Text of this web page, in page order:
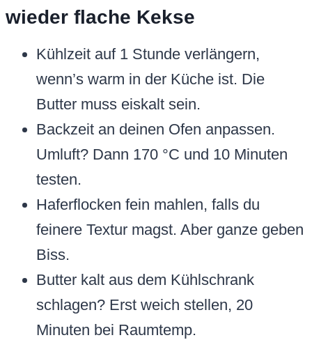
wieder flache Kekse
Kühlzeit auf 1 Stunde verlängern,
wenn’s warm in der Küche ist. Die
Butter muss eiskalt sein.
Backzeit an deinen Ofen anpassen.
Umluft? Dann 170 °C und 10 Minuten
testen.
Haferflocken fein mahlen, falls du
feinere Textur magst. Aber ganze geben
Biss.
Butter kalt aus dem Kühlschrank
schlagen? Erst weich stellen, 20
Minuten bei Raumtemp.